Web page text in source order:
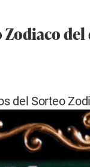
del Sorteo